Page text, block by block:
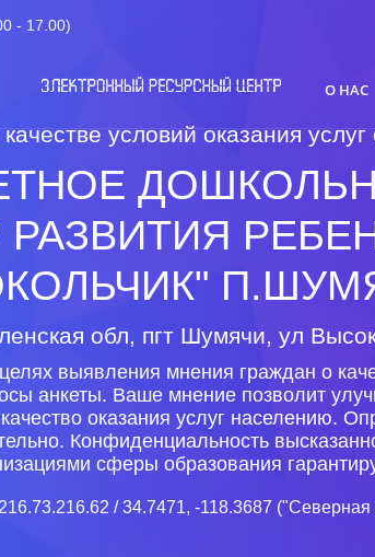
- 17.00)
О НАС
условий оказания
обл, пгт Шумячи, ул
выявления мнения граждан о
анкеты. Ваше мнение позволит
оказания услуг населению.
Конфиденциальность
сферы образования
216.73.216.62 / 34.7471, -118.3687